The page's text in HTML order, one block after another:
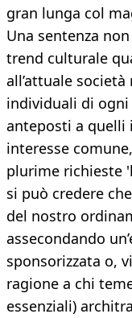
gran lunga col
Una sentenza
trend culturale
all’attuale
individuali di
anteposti a quelli
interesse
plurime richieste
si può credere
del nostro
assecondando
sponsorizzata o,
ragione a chi
essenziali)